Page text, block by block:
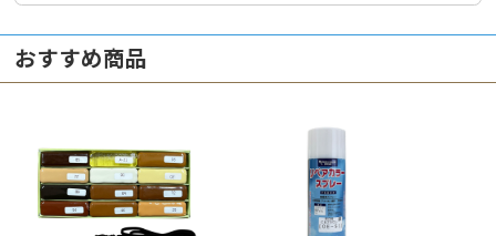
おすすめ商品